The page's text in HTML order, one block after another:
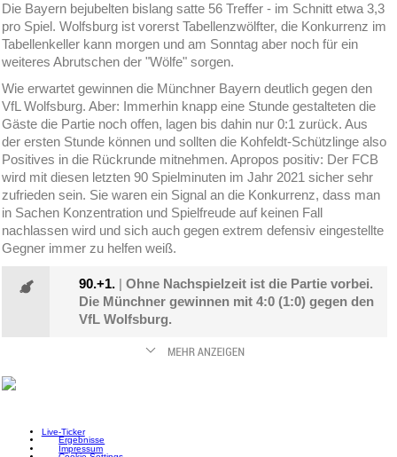
Die Bayern bejubelten bislang satte 56 Treffer - im Schnitt etwa 3,3
pro Spiel. Wolfsburg ist vorerst Tabellenzwölfter, die Konkurrenz im
Tabellenkeller kann morgen und am Sonntag aber noch für ein
weiteres Abrutschen der "Wölfe" sorgen.
Wie erwartet gewinnen die Münchner Bayern deutlich gegen den
VfL Wolfsburg. Aber: Immerhin knapp eine Stunde gestalteten die
Gäste die Partie noch offen, lagen bis dahin nur 0:1 zurück. Aus
der ersten Stunde können und sollten die Kohfeldt-Schützlinge also
Positives in die Rückrunde mitnehmen. Apropos positiv: Der FCB
wird mit diesen letzten 90 Spielminuten im Jahr 2021 sicher sehr
zufrieden sein. Sie waren ein Signal an die Konkurrenz, dass man
in Sachen Konzentration und Spielfreude auf keinen Fall
nachlassen wird und sich auch gegen extrem defensiv eingestellte
Gegner immer zu helfen weiß.
90.+1. |Ohne Nachspielzeit ist die Partie vorbei.
Die Münchner gewinnen mit 4:0 (1:0) gegen den
VfL Wolfsburg.
Live-Ticker
Ergebnisse
Impressum